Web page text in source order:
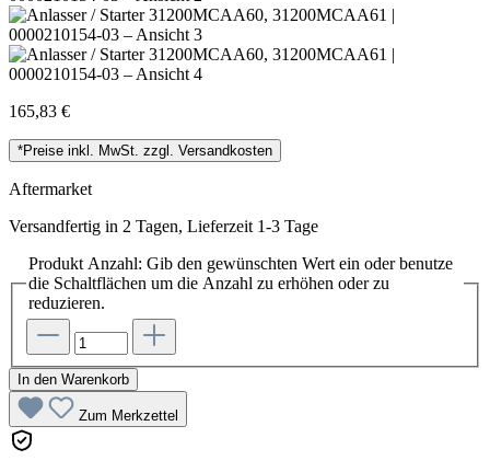
165,83 €
*Preise inkl. MwSt. zzgl. Versandkosten
Aftermarket
Versandfertig in 2 Tagen, Lieferzeit 1-3 Tage
Produkt Anzahl: Gib den gewünschten Wert ein oder benutze
die Schaltflächen um die Anzahl zu erhöhen oder zu
reduzieren.
In den Warenkorb
Zum Merkzettel